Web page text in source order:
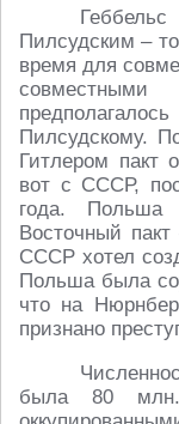
Пилсудским –
время для
совместными
Пилсудскому.
Гитлером пакт
вот с СССР,
года. Польша
Восточный пакт
СССР хотел
Польша была
что на
признано
была 80